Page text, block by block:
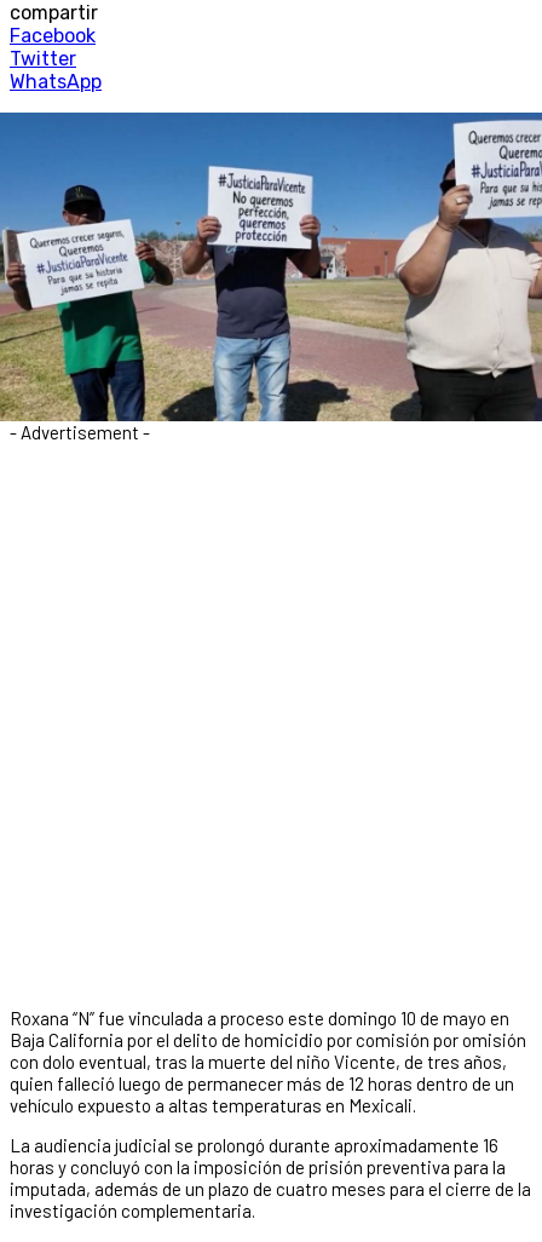
compartir
Facebook
Twitter
WhatsApp
- Advertisement -
Roxana “N” fue vinculada a proceso este domingo 10 de mayo en
Baja California por el delito de homicidio por comisión por omisión
con dolo eventual, tras la muerte del niño Vicente, de tres años,
quien falleció luego de permanecer más de 12 horas dentro de un
vehículo expuesto a altas temperaturas en Mexicali.
La audiencia judicial se prolongó durante aproximadamente 16
horas y concluyó con la imposición de prisión preventiva para la
imputada, además de un plazo de cuatro meses para el cierre de la
investigación complementaria.